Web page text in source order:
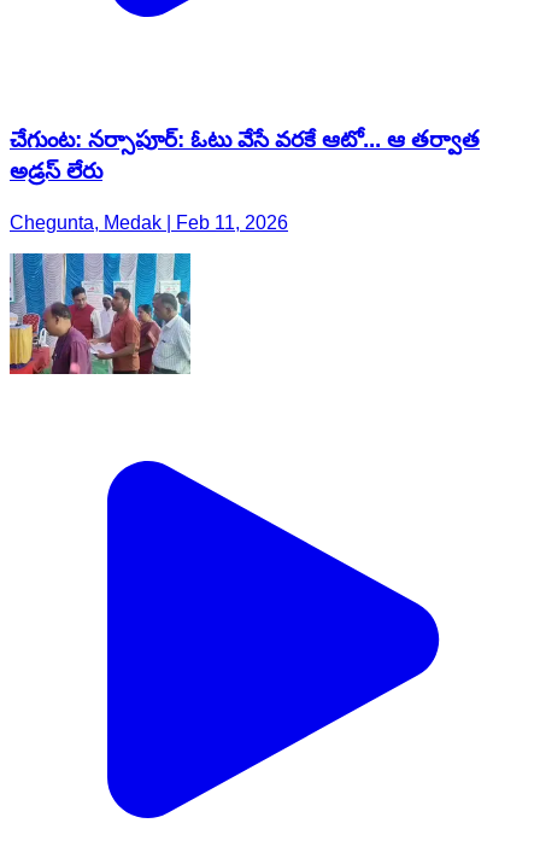
చేగుంట: నర్సాపూర్: ఓటు వేసే వరకే ఆటో... ఆ తర్వాత
అడ్రస్ లేరు
Chegunta, Medak | Feb 11, 2026